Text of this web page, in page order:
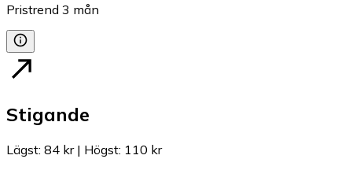
Pristrend 3 mån
Stigande
Lägst: 84 kr| Högst: 110 kr